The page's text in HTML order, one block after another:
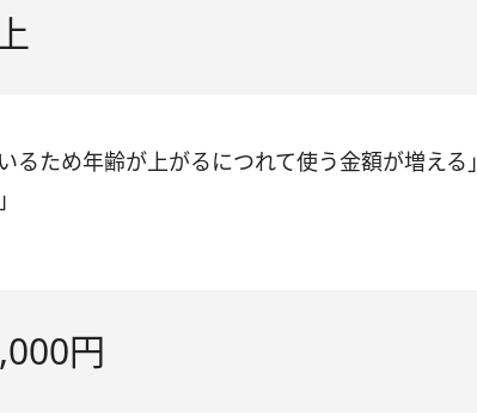
るため年齢が上がるにつれて使う金額が増える」
円